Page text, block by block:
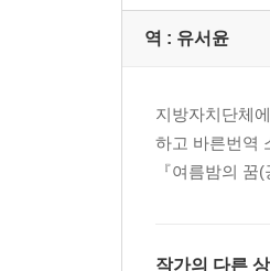
역 : 유서윤
지방자치단체
하고 바른번역
『여름밤의 꿈
작가의 다른